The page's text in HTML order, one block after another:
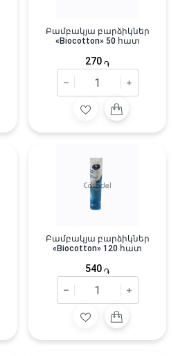
Բամբակյա բարձիկներ
«Biocotton» 50 հատ
270 ֏
Բամբակյա բարձիկներ
«Biocotton» 120 հատ
540 ֏